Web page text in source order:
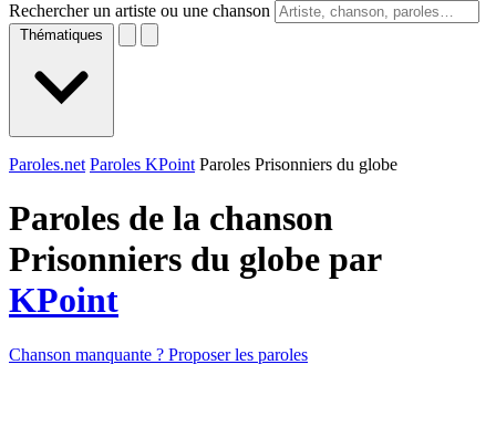
Rechercher un artiste ou une chanson
Thématiques
Paroles.net Paroles KPoint Paroles Prisonniers du globe
Paroles de la chanson
Prisonniers du globe par
KPoint
Chanson manquante ? Proposer les paroles